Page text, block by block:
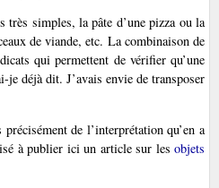
très simples, la pâte d’une pizza ou la
de viande, etc. La combinaison de
qui permettent de vérifier qu’une
je déjà dit. J’avais envie de transposer
précisément de l’interprétation qu’en a
à publier ici un article sur lesobjets